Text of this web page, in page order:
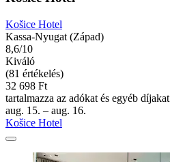
Košice Hotel
Kassa-Nyugat (Západ)
8,6/10
Kiváló
(81 értékelés)
32 698 Ft
tartalmazza az adókat és egyéb díjakat
aug. 15. – aug. 16.
Košice Hotel